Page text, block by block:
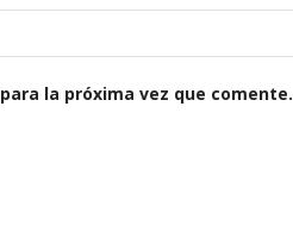
la próxima vez que comente.